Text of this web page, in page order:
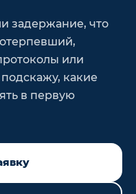
задержание, что
или
какие
в первую